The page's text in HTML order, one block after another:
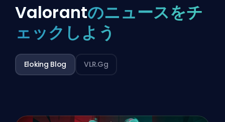
Valorantのニュースをチ
ェックしよう
Eloking Blog VLR.gg